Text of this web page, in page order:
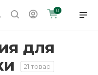
0
для
21 товар